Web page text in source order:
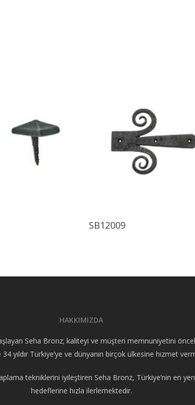
SB12009
HAKKIMIZDA
Seha Bronz; kaliteyi ve müşteri memnuniyetini
yıldır Türkiye’ye ve dünyanın birçok ülkesine hizmet
tekniklerini iyileştiren Seha Bronz, Türkiye’nin en
hedeflerine hızla ilerlemektedir.